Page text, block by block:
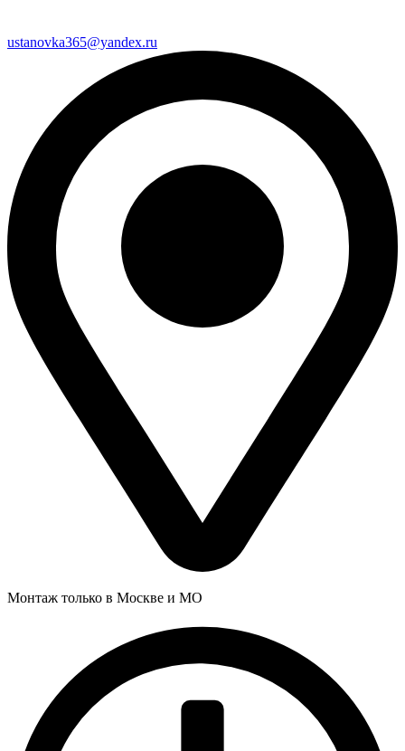
ustanovka365@yandex.ru
Монтаж только в Москве и МО